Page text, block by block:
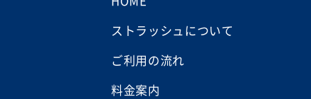
ストラッシュについて
ご利用の流れ
料金案内